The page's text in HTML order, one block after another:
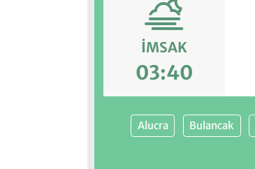
İMSAK
03:40
Alucra Bulancak